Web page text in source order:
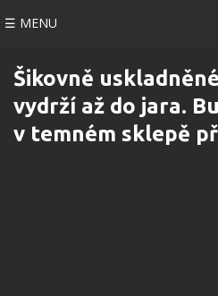
☰ MENU
Šikovně
vydrží až do jara.
v temném sklepě